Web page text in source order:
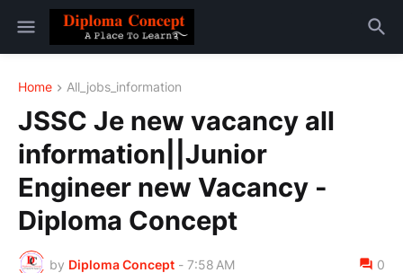
Home All_jobs_information
JSSC Je new vacancy all
information||Junior
Engineer new Vacancy -
Diploma Concept
by Diploma Concept - 7:58 AM 0